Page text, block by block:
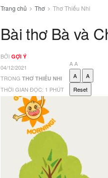
Trang chủ Thơ Thơ Thiếu Nhi
Bài thơ Bà và
BỞI GỢI Ý
04/12/2021
TRONG THƠ THIẾU NHI
THỜI GIAN ĐỌC: 1 PHÚT
AA
A
A
Reset